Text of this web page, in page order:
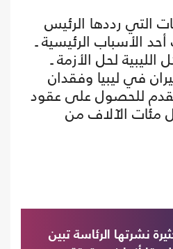
التي رددها الرئيس
الأسباب الرئيسية ـ
لحل الأزمة ـ
في ليبيا وفقدان
للحصول على عقود
مئات الآلاف من
كثيرة نشرتها الرئاسة تبين